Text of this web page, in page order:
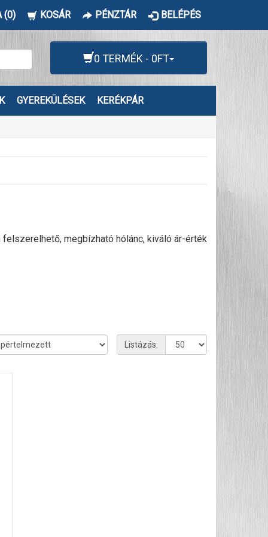
(0) KOSÁR PÉNZTÁR BELÉPÉS
0 TERMÉK - 0FT
GYEREKÜLÉSEK KERÉKPÁR
megbízható hólánc, kiváló ár-érték
Listázás: